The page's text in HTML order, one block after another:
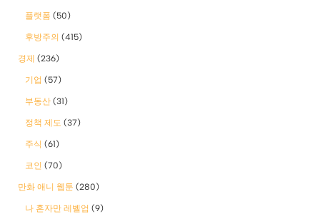
플랫폼 (50)
후방주의 (415)
경제 (236)
기업 (57)
부동산 (31)
정책 제도 (37)
주식 (61)
코인 (70)
만화 애니 웹툰 (280)
나 혼자만 레벨업 (9)